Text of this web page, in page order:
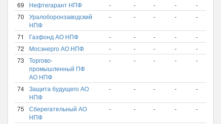
69 Нефтегарант НПФ - - - - -
70
Уралоборонзаводский
НПФ
- - - - -
71 Газфонд АО НПФ - - - - -
72
Мосэнерго АО НПФ - - - - -
73
Торгово-
промышленный ПФ
АО НПФ
- - - - -
74 Защита будущего АО
НПФ
- - - - -
75
Сберегательный АО
НПФ
- - - - -